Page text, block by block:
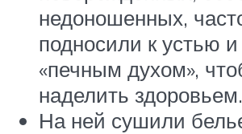
недоношенных,
подносили к устью
«печным духом»,
наделить здоровьем.
На ней сушили